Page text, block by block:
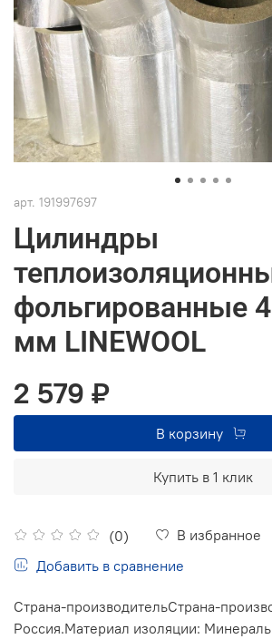
арт. 191997697
Цилиндры
фольгированные
мм LINEWOOL
(0)
В избранное
Добавить в сравнение
2 579 ₽
В корзину
Купить в 1 клик
Страна-производительСтрана-
Россия.Материал изоляции: